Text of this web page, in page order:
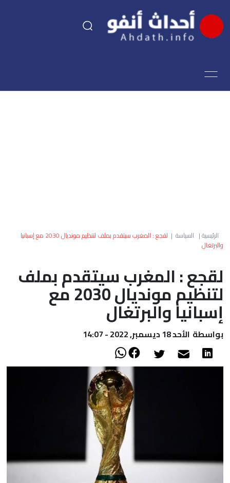
اقتصاد
العالم
الصحراء
الرئيسية| السياسة |
لقجع : المغرب سيتقدم بملف لتنظيم مونديال 2030 مع إسبانيا
والبرتغال
لقجع : المغرب سيتقدم بملف
لتنظيم مونديال 2030 مع
إسبانيا والبرتغال
بواسطة الأحد 18 ديسمبر, 2022 - 14:07